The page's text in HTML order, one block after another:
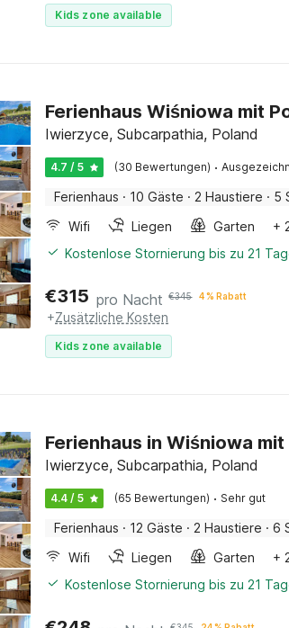
Kids zone available
Ferienhaus Wiśniowa mit
Iwierzyce, Subcarpathia, Poland
4.7 / 5 (30 Bewertungen) ·
Ferienhaus · 10 Gäste · 2 Haustiere · 5
Wifi
Liegen Garten
+
Kostenlose Stornierung bis zu 21
€315 pro Nacht €345 4 % Rabatt
+Zusätzliche Kosten
Kids zone available
Ferienhaus in Wiśniowa
Iwierzyce, Subcarpathia, Poland
4.4 / 5 (65 Bewertungen) · Sehr gut
Ferienhaus · 12 Gäste · 2 Haustiere · 6
Wifi
Liegen Garten
+
Kostenlose Stornierung bis zu 21